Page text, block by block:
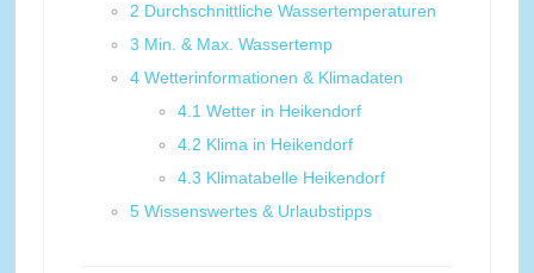
2 Durchschnittliche Wassertemperaturen
3 Min. & Max. Wassertemp
4 Wetterinformationen & Klimadaten
4.1 Wetter in Heikendorf
4.2 Klima in Heikendorf
4.3 Klimatabelle Heikendorf
5 Wissenswertes & Urlaubstipps